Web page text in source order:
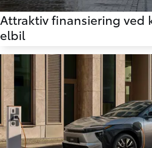
Attraktiv finansiering ved
elbil